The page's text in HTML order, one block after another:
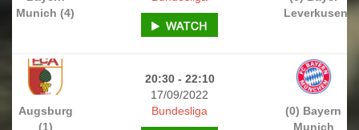
Munich (4)
Leverkusen
20:30 - 22:10
17/09/2022
Augsburg
(1)
(0) Bayern
Munich
Bundesliga